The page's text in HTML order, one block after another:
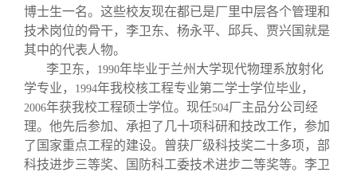
博士生一名。这些校友现在都已是厂里中层各个管理和
技术岗位的骨干，李卫东、杨永平、邱兵、贾兴国就是
其中的代表人物。
李卫东，
1990年毕业于兰州大学现代物理系放射化
学专业，
1994年我校核工程专业第二学士学位毕业，
2006年获我校工程硕士学位。现任504厂主品分公司经
理。他先后参加、承担了几十项科研和技改工作，参加
了国家重点工程的建设。曾获厂级科技奖二十多项，部
科技进步三等奖、国防科工委技术进步二等奖等。李卫